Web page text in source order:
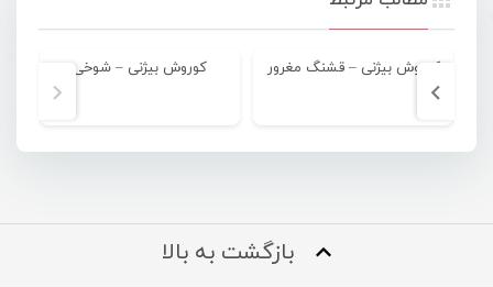
کوروش بیژنی – قشنگ مغرور کوروش بیژنی – شوخی
بازگشت به بالا